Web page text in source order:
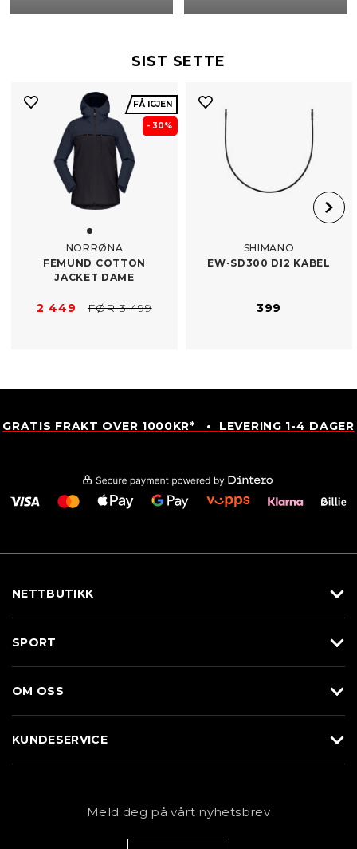
SIST SETTE
FÅ IGJEN
- 30%
NORRØNA
FEMUND COTTON
JACKET DAME
2 449 FØR 3 499
SHIMANO
EW-​SD300 DI2 KABEL
399
GRATIS FRAKT OVER 1000KR* • LEVERING 1-4 DAGER
NETTBUTIKK
Sko
Merkevarer
SPORT
Løp
Sykkel
OM OSS
KUNDESERVICE
PersonvernerklæringMeld deg på vårt nyhetsbrev